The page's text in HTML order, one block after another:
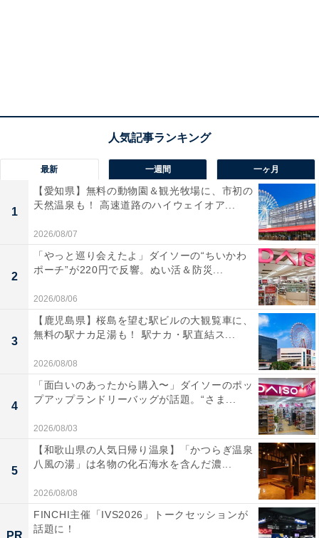
最新 一週間 一ヶ月
1
【愛知県】無料の動物園＆観光牧場に、市初の
天然温泉も！ 高速道路のハイウェイオア...
2026/08/07
2
「やっと巡り会えたよ」ダイソーの“ちいかわ
ポーチ”が220円で反響。ぬい活＆防災...
2026/08/06
3
【鹿児島県】桜島を望む駅ビルの大観覧車に、
無料の駅ナカ足湯も！ 駅ナカ・駅直結ス...
2026/08/08
4
「面白いのあったから購入〜」ダイソーのポッ
プアップランドリーバッグが話題。“さま...
2026/08/03
5
【和歌山県の人気日帰り温泉】「かつらぎ温泉
八風の湯」は名物の化石海水を含んだ濃...
2026/08/08
PR
FINCHI主催「IVS2026」トークセッションが
話題に！